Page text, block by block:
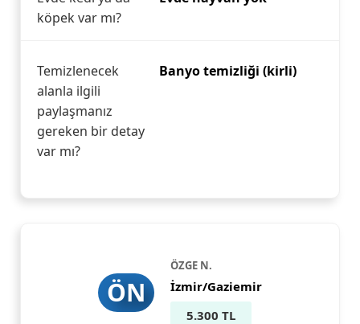
köpek var mı?
Temizlenecek
alanla ilgili
paylaşmanız
gereken bir detay
var mı?
Banyo temizliği (kirli)
ÖN
ÖZGE N.
İzmir/Gaziemir
5.300 TL